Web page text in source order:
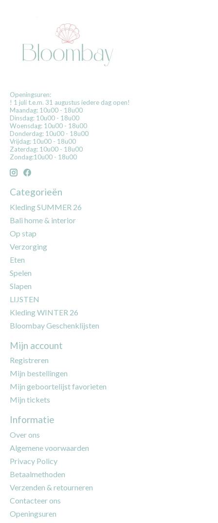
Openingsuren:
! 1 juli t.e.m. 31 augustus iedere dag open!
Maandag: 10u00 - 18u00
Dinsdag: 10u00 - 18u00
Woensdag: 10u00 - 18u00
Donderdag: 10u00 - 18u00
Vrijdag: 10u00 - 18u00
Zaterdag: 10u00 - 18u00
Zondag:10u00 - 18u00
Categorieën
Kleding SUMMER 26
Bali home & interior
Op stap
Verzorging
Eten
Spelen
Slapen
LIJSTEN
Kleding WINTER 26
Bloombay Geschenklijsten
Mijn account
Registreren
Mijn bestellingen
Mijn geboortelijst favorieten
Mijn tickets
Informatie
Over ons
Algemene voorwaarden
Privacy Policy
Betaalmethoden
Verzenden & retourneren
Contacteer ons
Openingsuren